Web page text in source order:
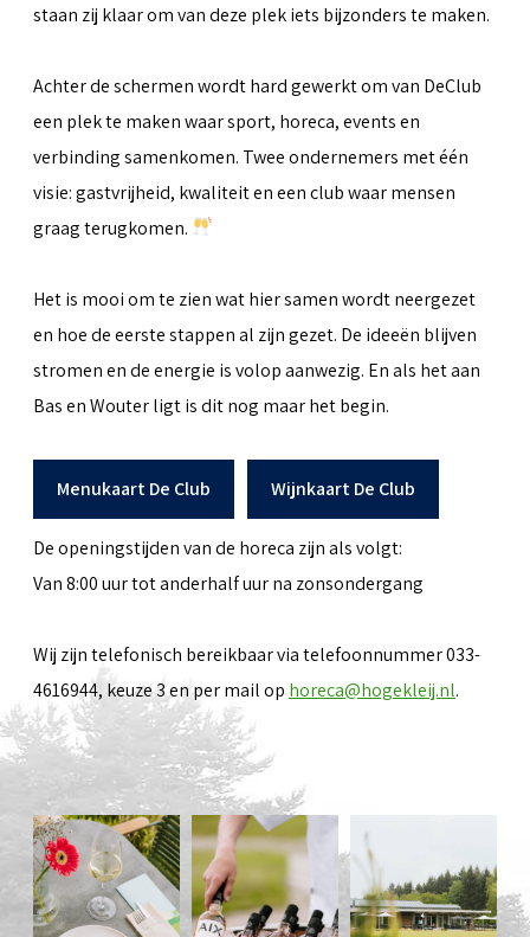
staan zij klaar om van deze plek iets bijzonders te maken.
Achter de schermen wordt hard gewerkt om van DeClub
een plek te maken waar sport, horeca, events en
verbinding samenkomen. Twee ondernemers met één
visie: gastvrijheid, kwaliteit en een club waar mensen
graag terugkomen.
Het is mooi om te zien wat hier samen wordt neergezet
en hoe de eerste stappen al zijn gezet. De ideeën blijven
stromen en de energie is volop aanwezig. En als het aan
Bas en Wouter ligt is dit nog maar het begin.
Menukaart De Club Wijnkaart De Club
De openingstijden van de horeca zijn als volgt:
Van 8:00 uur tot anderhalf uur na zonsondergang
Wij zijn telefonisch bereikbaar via telefoonnummer 033-
4616944, keuze 3 en per mail op horeca@hogekleij.nl.